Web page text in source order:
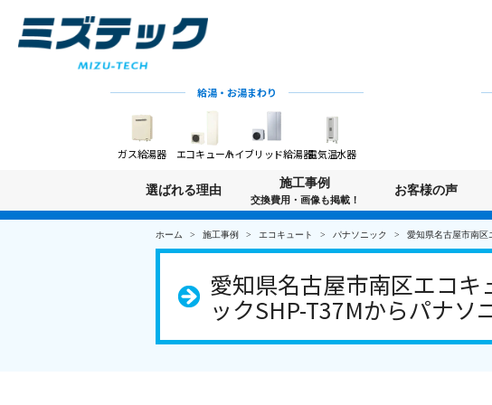
給湯・お湯まわり
ガス給湯器 エコキュートハイブリッド給湯器電気温水器
選ばれる理由
施工事例
交換費用・画像も掲載！
お客様の声
ホーム 施工事例 エコキュート パナソニック 愛知県名古屋市南区
愛知県名古屋市南区エコ
ックSHP-T37Mからパナソ